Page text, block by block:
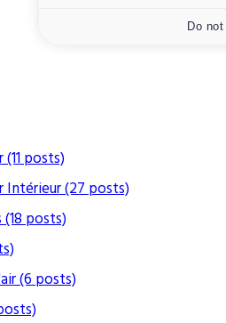
posts)
(27 posts)
posts)
(6 posts)
Do